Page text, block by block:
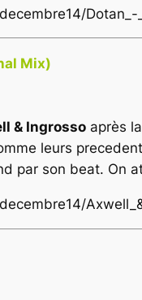
Dotan_-
Mix)
& Ingrosso après
leurs
par son beat. On